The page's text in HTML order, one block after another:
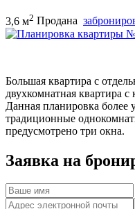
3,6 м2 Продана
Большая квартира с
двухкомнатная квартира
Данная планировка более
традиционные
предусмотрено три окна.
Заявка на